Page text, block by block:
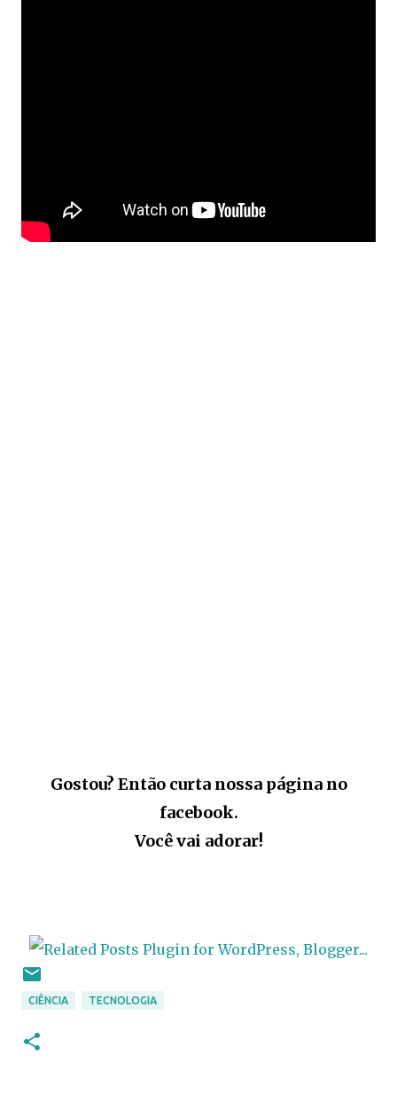
Gostou? Então curta nossa página no
facebook.
Você vai adorar!
CIÊNCIA TECNOLOGIA